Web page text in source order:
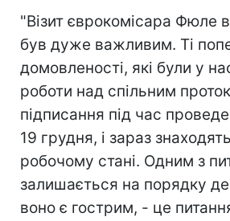
"Візит єврокомісара Фюле
був дуже важливим. Ті
домовленості, які були у
роботи над спільним
підписання під час
19 грудня, і зараз
робочому стані. Одним з
залишається на порядку
воно є гострим, - це